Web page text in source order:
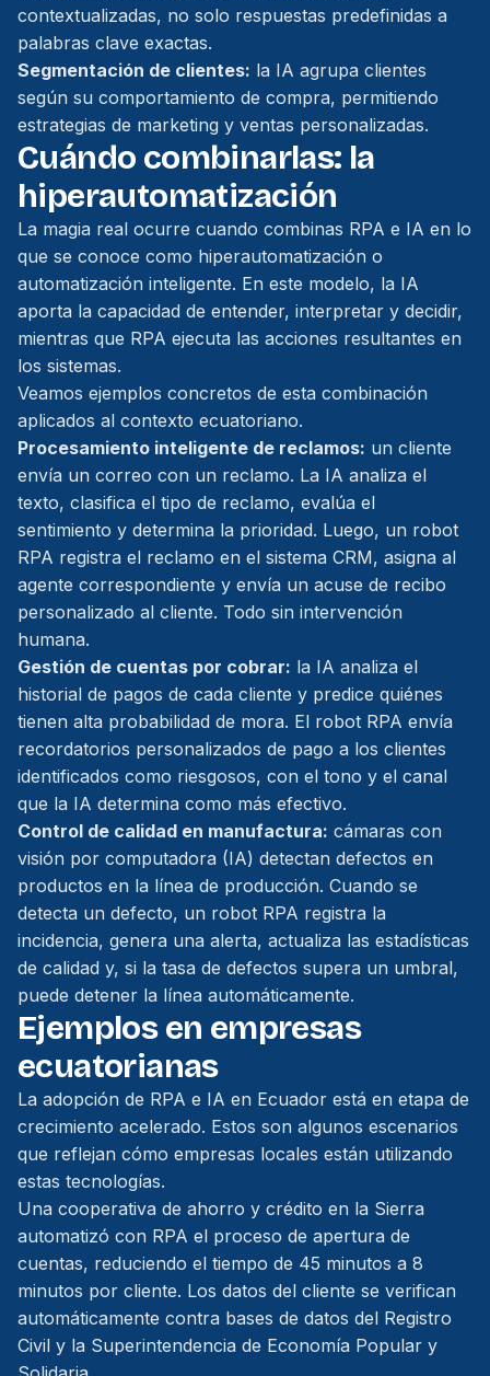
contextualizadas, no solo respuestas predefinidas a
palabras clave exactas.
Segmentación de clientes: la IA agrupa clientes
según su comportamiento de compra, permitiendo
estrategias de marketing y ventas personalizadas.
Cuándo combinarlas: la
hiperautomatización
La magia real ocurre cuando combinas RPA e IA en lo
que se conoce como hiperautomatización o
automatización inteligente. En este modelo, la IA
aporta la capacidad de entender, interpretar y decidir,
mientras que RPA ejecuta las acciones resultantes en
los sistemas.
Veamos ejemplos concretos de esta combinación
aplicados al contexto ecuatoriano.
Procesamiento inteligente de reclamos: un cliente
envía un correo con un reclamo. La IA analiza el
texto, clasifica el tipo de reclamo, evalúa el
sentimiento y determina la prioridad. Luego, un robot
RPA registra el reclamo en el sistema CRM, asigna al
agente correspondiente y envía un acuse de recibo
personalizado al cliente. Todo sin intervención
humana.
Gestión de cuentas por cobrar: la IA analiza el
historial de pagos de cada cliente y predice quiénes
tienen alta probabilidad de mora. El robot RPA envía
recordatorios personalizados de pago a los clientes
identificados como riesgosos, con el tono y el canal
que la IA determina como más efectivo.
Control de calidad en manufactura: cámaras con
visión por computadora (IA) detectan defectos en
productos en la línea de producción. Cuando se
detecta un defecto, un robot RPA registra la
incidencia, genera una alerta, actualiza las estadísticas
de calidad y, si la tasa de defectos supera un umbral,
puede detener la línea automáticamente.
Ejemplos en empresas
ecuatorianas
La adopción de RPA e IA en Ecuador está en etapa de
crecimiento acelerado. Estos son algunos escenarios
que reflejan cómo empresas locales están utilizando
estas tecnologías.
Una cooperativa de ahorro y crédito en la Sierra
automatizó con RPA el proceso de apertura de
cuentas, reduciendo el tiempo de 45 minutos a 8
minutos por cliente. Los datos del cliente se verifican
automáticamente contra bases de datos del Registro
Civil y la Superintendencia de Economía Popular y